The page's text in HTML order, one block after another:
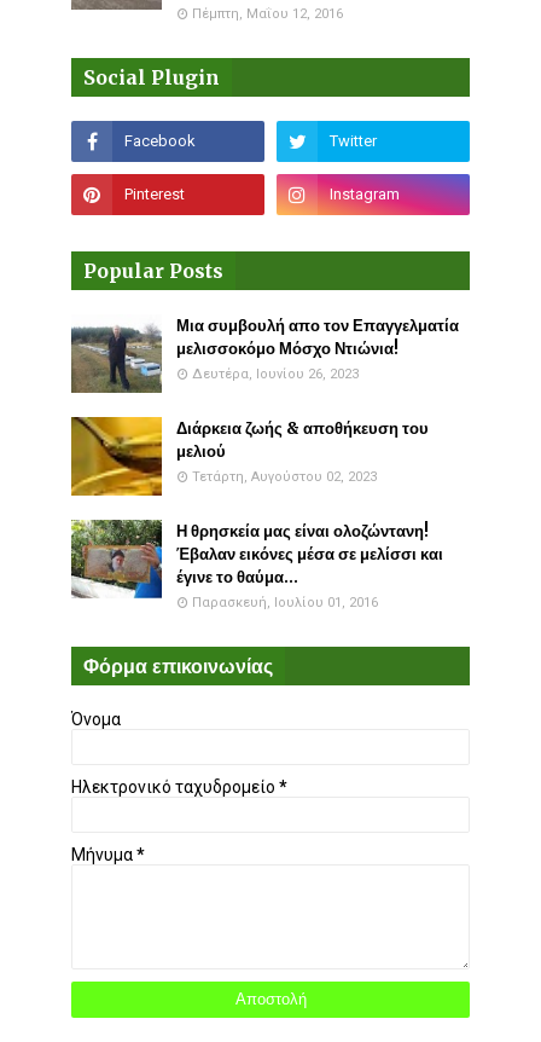
Πέμπτη, Μαΐου 12, 2016
Social Plugin
Popular Posts
Μια συμβουλή απο τον Επαγγελματία
μελισσοκόμο Μόσχο Ντιώνια!
Δευτέρα, Ιουνίου 26, 2023
Διάρκεια ζωής & αποθήκευση του
μελιού
Τετάρτη, Αυγούστου 02, 2023
Η θρησκεία μας είναι ολοζώντανη!
Έβαλαν εικόνες μέσα σε μελίσσι και
έγινε το θαύμα...
Παρασκευή, Ιουλίου 01, 2016
Φόρμα επικοινωνίας
Όνομα
Ηλεκτρονικό ταχυδρομείο *
Μήνυμα*